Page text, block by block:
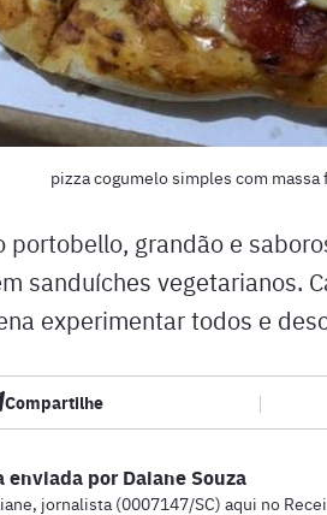
pizza cogumelo simples com massa
portobello, grandão e
sanduíches vegetarianos.
experimentar todos e
Compartilhe |
enviada porDaiane Souza
jornalista (0007147/SC) aqui no